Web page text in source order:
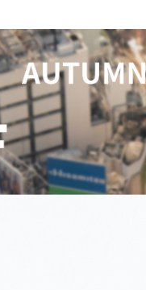
【注意事項】
１．透過由恩沛科技股份有限公
交易，需依本服務之必要範圍內
求債權轉讓予恩沛科技股份有限
２．關於個人資料處理事宜，請
https://aftee.tw/terms/#terms3
３．未成年的使用者請事先徵得
「AFTEE先享後付」，若未經同
任。
４．使用「AFTEE先享後付」時
即時審查核予不同之上限額度；
５．嚴禁一人註冊多個帳號或使